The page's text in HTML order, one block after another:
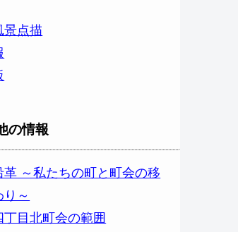
景点描
の情報
革 ～私たちの町と町会の移
り～
丁目北町会の範囲